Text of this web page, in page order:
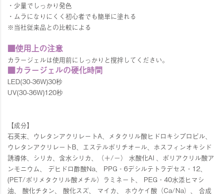
・少量でしっかり発色
・ムラになりにくく初心者でも簡単に塗れる
※当社従来品との比較による
■使用上の注意
カラージェルは使用前にしっかりと撹拌してください。
■カラージェルの硬化時間
LED(30-36W)30秒
UV(30-36W)120秒
【成分】
石英末、ウレタンアクリレートA、メタクリル酸ヒドロキシプロピル、
ウレタンアクリレートB、エステルポリチオール、ホスフィンオキシド
誘導体、シリカ、含水シリカ、（＋/－） 水酸化Al 、ポリアクリル酸ア
ンモニウム、 デヒドロ酢酸Na、 PPG‐6デシルテトラデセス‐12、
(PET/ポリメタクリル酸メチル）ラミネート、 PEG‐40水添ヒマシ
油、 酸化チタン、 酸化スズ、 マイカ、 ホウケイ酸（Ca/Na）、 合成